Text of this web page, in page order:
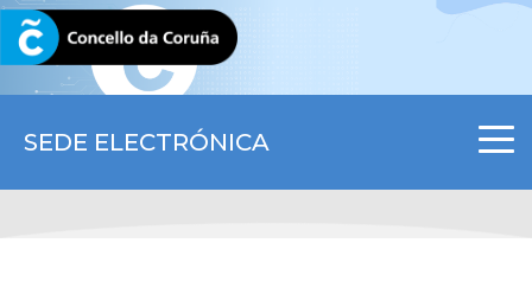
SEDE ELECTRÓNICA
CORUNA.GAL